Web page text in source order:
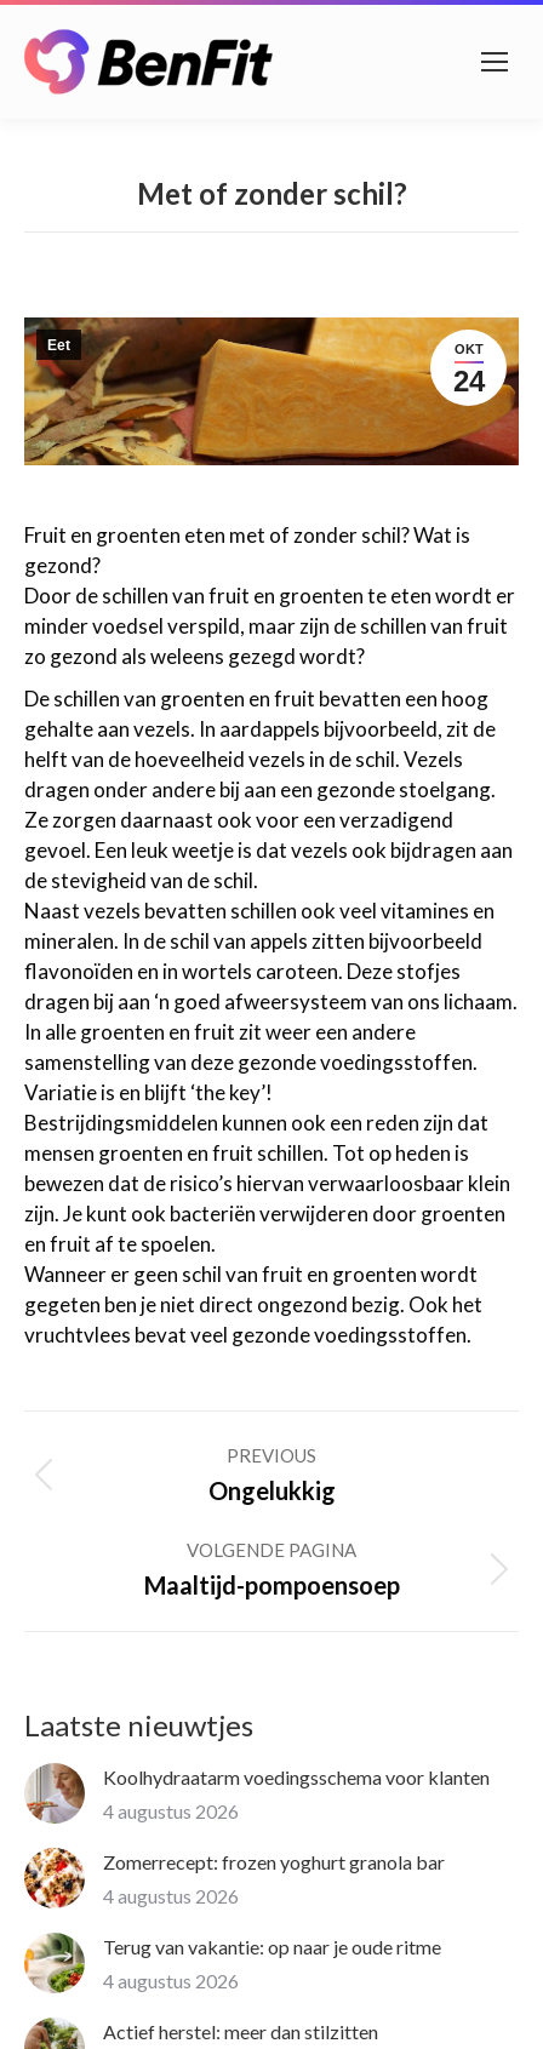
Met of zonder schil?
OKT
24
Eet
Fruit en groenten eten met of zonder schil? Wat is
gezond?
Door de schillen van fruit en groenten te eten wordt er
minder voedsel verspild, maar zijn de schillen van fruit
zo gezond als weleens gezegd wordt?
De schillen van groenten en fruit bevatten een hoog
gehalte aan vezels. In aardappels bijvoorbeeld, zit de
helft van de hoeveelheid vezels in de schil. Vezels
dragen onder andere bij aan een gezonde stoelgang.
Ze zorgen daarnaast ook voor een verzadigend
gevoel. Een leuk weetje is dat vezels ook bijdragen aan
de stevigheid van de schil.
Naast vezels bevatten schillen ook veel vitamines en
mineralen. In de schil van appels zitten bijvoorbeeld
flavonoïden en in wortels caroteen. Deze stofjes
dragen bij aan ‘n goed afweersysteem van ons lichaam.
In alle groenten en fruit zit weer een andere
samenstelling van deze gezonde voedingsstoffen.
Variatie is en blijft ‘the key’!
Bestrijdingsmiddelen kunnen ook een reden zijn dat
mensen groenten en fruit schillen. Tot op heden is
bewezen dat de risico’s hiervan verwaarloosbaar klein
zijn. Je kunt ook bacteriën verwijderen door groenten
en fruit af te spoelen.
Wanneer er geen schil van fruit en groenten wordt
gegeten ben je niet direct ongezond bezig. Ook het
vruchtvlees bevat veel gezonde voedingsstoffen.
navigation
PREVIOUS
Previous
Ongelukkig
VOLGENDE PAGINA
Volgende
Maaltijd-pompoensoep
Laatste nieuwtjes
Koolhydraatarm voedingsschema voor klanten
4 augustus 2026
Zomerrecept: frozen yoghurt granola bar
4 augustus 2026
Terug van vakantie: op naar je oude ritme
4 augustus 2026
Actief herstel: meer dan stilzitten